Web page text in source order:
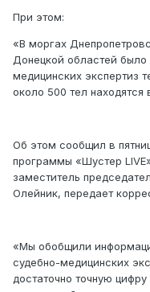
При этом:
«В моргах
Донецкой областей было
медицинских экспертиз
около 500 тел находятся
Об этом сообщил в
программы «Шустер
заместитель
Олейник, передает
«Мы обобщили
судебно-медицинских
достаточно точную